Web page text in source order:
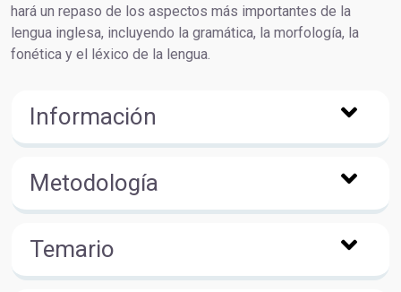
hará un repaso de los aspectos más importantes de la
lengua inglesa, incluyendo la gramática, la morfología, la
fonética y el léxico de la lengua.
Información
Metodología
Temario